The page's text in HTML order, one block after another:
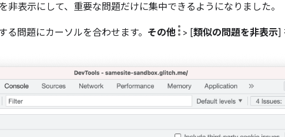
非表示にして、重要な問題だけに集中できるようになりました。
る問題にカーソルを合わせます。 その他 > [類似の問題を非表示]